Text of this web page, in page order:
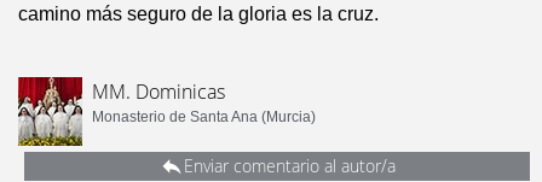
camino más seguro de la gloria es la cruz.
MM. Dominicas
Monasterio de Santa Ana (Murcia)
Enviar comentario al autor/a